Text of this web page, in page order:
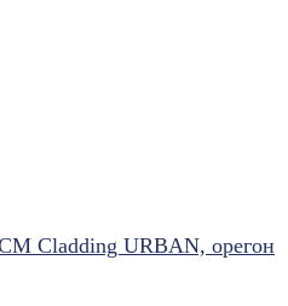
Cladding URBAN, орегон